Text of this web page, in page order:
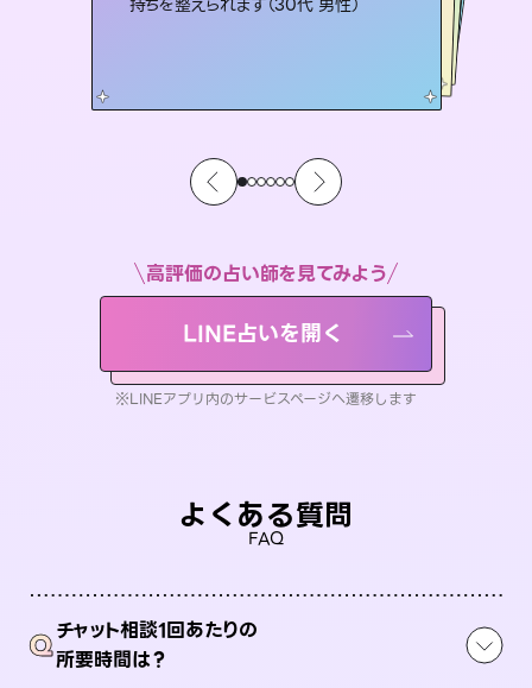
高評価の占い師を見てみよう
LINE占いを開く
※LINEアプリ内のサービスページへ遷移します
よくある質問
FAQ
Qチャット相談1回あたりの
所要時間は？